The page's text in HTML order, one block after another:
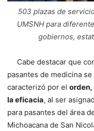
503 plazas de
UMSNH para
gobiernos,
Cabe destacar que
pasantes de medicina
caracterizó por el orden,
la eficacia, al ser
para pasantes del área
Michoacana de San